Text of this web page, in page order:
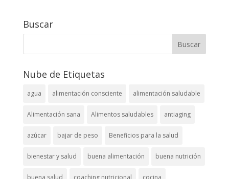
Buscar
Nube de Etiquetas
agua alimentación consciente alimentación saludable
Alimentación sana Alimentos saludables antiaging
azúcar bajar de peso Beneficios para la salud
bienestar y salud buena alimentación buena nutrición
buena salud coaching nutricional cocina